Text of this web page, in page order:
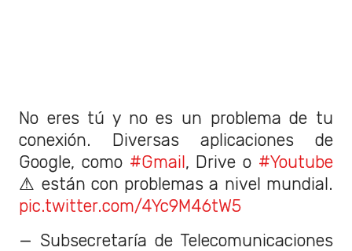
No eres tú y no es un problema de tu
conexión. Diversas aplicaciones de
Google, como #Gmail, Drive o #Youtube
⚠ están con problemas a nivel mundial.
pic.twitter.com/4Yc9M46tW5
— Subsecretaría de Telecomunicaciones